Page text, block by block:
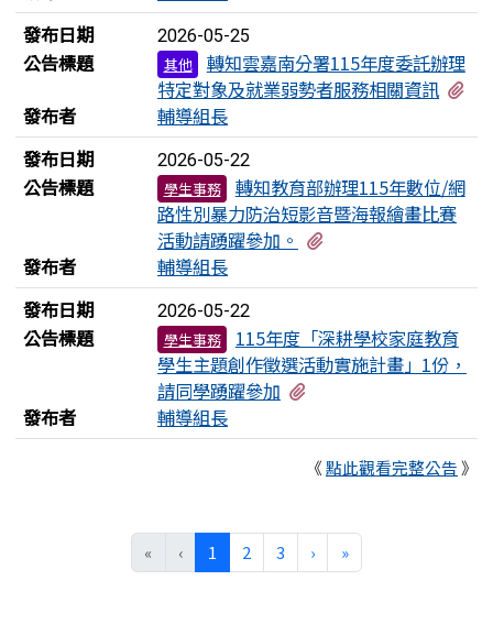
發布日期
2026-05-25
公告標題 其他
轉知雲嘉南分署115年度委託辦理
特定對象及就業弱勢者服務相關資訊
發布者
輔導組長
發布日期
2026-05-22
公告標題 學生事務
轉知教育部辦理115年數位/網
路性別暴力防治短影音暨海報繪畫比賽
活動請踴躍參加。
發布者
輔導組長
發布日期
2026-05-22
公告標題 學生事務
115年度「深耕學校家庭教育
學生主題創作徵選活動實施計畫」1份，
請同學踴躍參加
發布者
輔導組長
《點此觀看完整公告》
« ‹ 1 (目前頁次)
2 3 ›下一頁
»最後頁